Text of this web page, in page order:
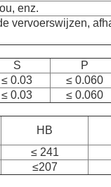
enz.
vervoerswijzen,
S P
≤ 0.03 ≤ 0.060
≤ 0.03 ≤ 0.060
HB
≤ 241
≤207